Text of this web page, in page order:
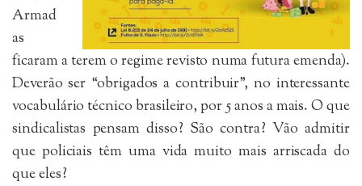
Armad
as
ficaram a terem o regime revisto numa futura emenda).
Deverão ser “obrigados a contribuir”, no interessante
vocabulário técnico brasileiro, por 5 anos a mais. O que
sindicalistas pensam disso? São contra? Vão admitir
que policiais têm uma vida muito mais arriscada do
que eles?